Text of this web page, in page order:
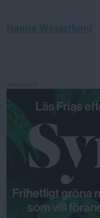
Hanna Westerlund